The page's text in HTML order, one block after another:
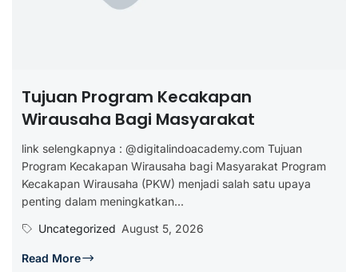
Tujuan Program Kecakapan
Wirausaha Bagi Masyarakat
link selengkapnya : @digitalindoacademy.com Tujuan
Program Kecakapan Wirausaha bagi Masyarakat Program
Kecakapan Wirausaha (PKW) menjadi salah satu upaya
penting dalam meningkatkan...
Uncategorized August 5, 2026
Read More